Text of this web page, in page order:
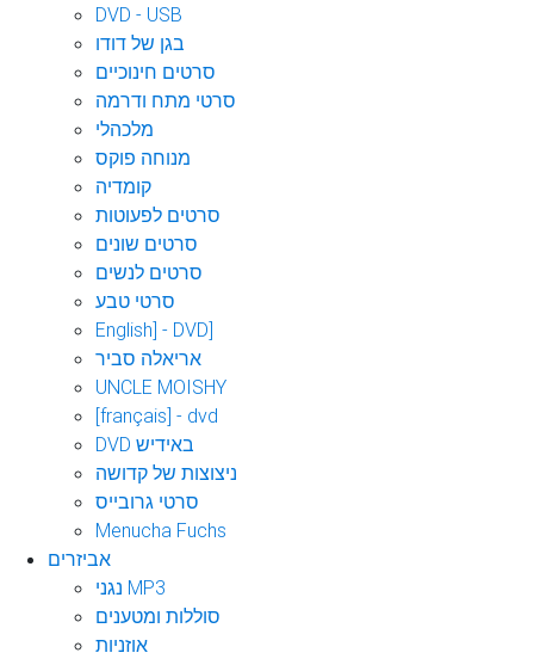
DVD - USB
בגן של דודו
סרטים חינוכיים
סרטי מתח ודרמה
מלכהלי
מנוחה פוקס
קומדיה
סרטים לפעוטות
סרטים שונים
סרטים לנשים
סרטי טבע
English] - DVD]
אריאלה סביר
UNCLE MOISHY
[français] - dvd
DVD באידיש
ניצוצות של קדושה
סרטי גרובייס
Menucha Fuchs
אביזרים
נגני MP3
סוללות ומטענים
אוזניות